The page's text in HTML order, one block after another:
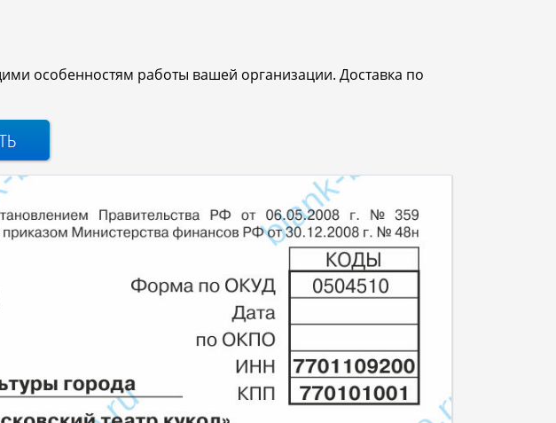
особенностям работы вашей организации. Доставка по